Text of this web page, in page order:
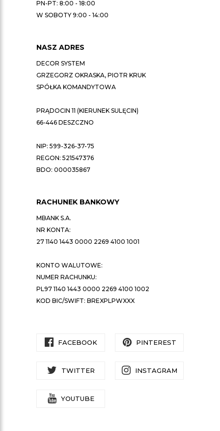
PN-PT: 8:00 - 18:00
W SOBOTY 9:00 - 14:00
NASZ ADRES
DECOR SYSTEM
GRZEGORZ OKRASKA, PIOTR KRUK
SPÓŁKA KOMANDYTOWA
PRĄDOCIN 11 (KIERUNEK SULĘCIN)
66-446 DESZCZNO
NIP: 599-326-37-75
REGON: 521547376
BDO: 000035867
RACHUNEK BANKOWY
MBANK S.A.
NR KONTA:
27 1140 1443 0000 2269 4100 1001
KONTO WALUTOWE:
NUMER RACHUNKU:
PL97 1140 1443 0000 2269 4100 1002
KOD BIC/SWIFT: BREXPLPWXXX
FACEBOOK PINTEREST
TWITTER INSTAGRAM
YOUTUBE